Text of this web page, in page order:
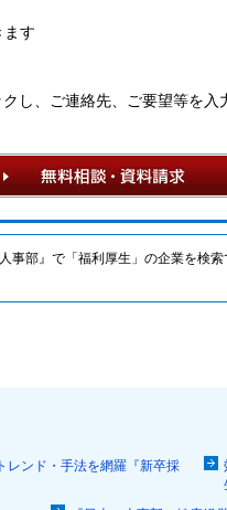
ます
し、ご連絡先、ご要望等を入
人事部』で「福利厚生」の企業を検索
レンド・手法を網羅『新卒採